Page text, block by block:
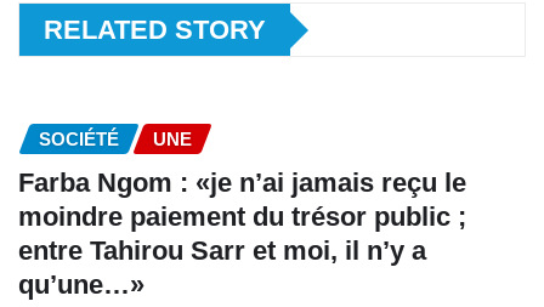
RELATED STORY
SOCIÉTÉ UNE
Farba Ngom : «je n’ai jamais reçu le
moindre paiement du trésor public ;
entre Tahirou Sarr et moi, il n’y a
qu’une…»